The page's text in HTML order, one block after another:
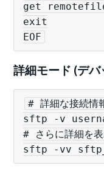
get
exit
EOF
詳細モード (デバ
# 詳細な接続情
sftp -v
# さらに詳細を
sftp -vv